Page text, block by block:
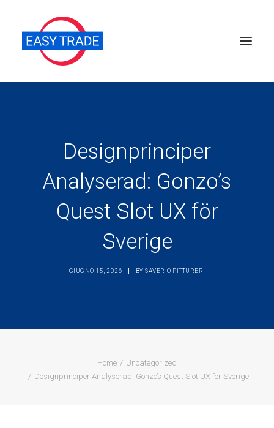
Servizi
News
Pubblicazioni
Ricerca
Designprinciper
Analyserad: Gonzo’s
Quest Slot UX för
Sverige
GIUGNO 15, 2026 BY SAVERIO PITTURERI
Home
Uncategorized
Designprinciper Analyserad: Gonzo’s Quest Slot UX för Sverige